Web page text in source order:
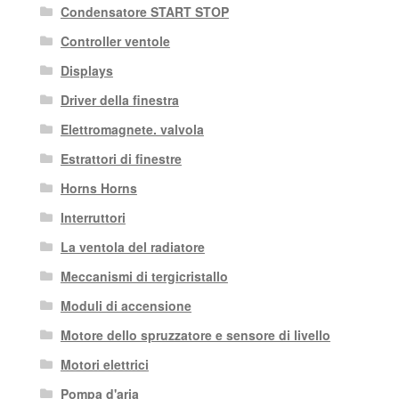
Condensatore START STOP
Controller ventole
Displays
Driver della finestra
Elettromagnete. valvola
Estrattori di finestre
Horns Horns
Interruttori
La ventola del radiatore
Meccanismi di tergicristallo
Moduli di accensione
Motore dello spruzzatore e sensore di livello
Motori elettrici
Pompa d'aria